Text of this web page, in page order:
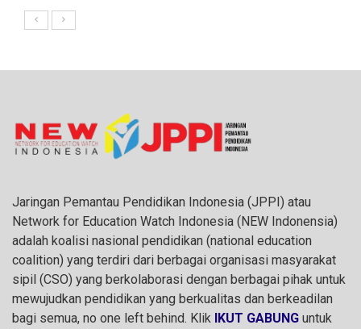
Jaringan Pemantau Pendidikan Indonesia (JPPI) atau
Network for Education Watch Indonesia (NEW Indonensia)
adalah koalisi nasional pendidikan (national education
coalition) yang terdiri dari berbagai organisasi masyarakat
sipil (CSO) yang berkolaborasi dengan berbagai pihak untuk
mewujudkan pendidikan yang berkualitas dan berkeadilan
bagi semua, no one left behind. Klik IKUT GABUNG untuk